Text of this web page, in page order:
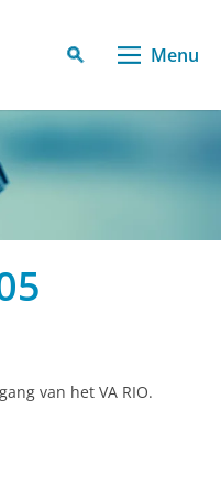
Menu
van het VA RIO.